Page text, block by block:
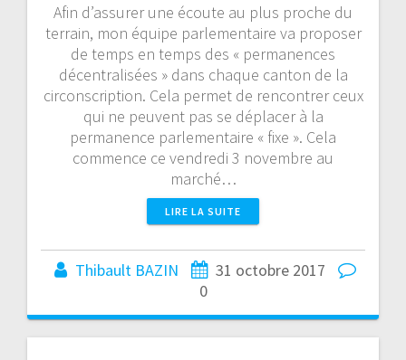
Afin d’assurer une écoute au plus proche du
terrain, mon équipe parlementaire va proposer
de temps en temps des « permanences
décentralisées » dans chaque canton de la
circonscription. Cela permet de rencontrer ceux
qui ne peuvent pas se déplacer à la
permanence parlementaire « fixe ». Cela
commence ce vendredi 3 novembre au
marché…
LIRE LA SUITE
Thibault BAZIN
31 octobre 2017
0